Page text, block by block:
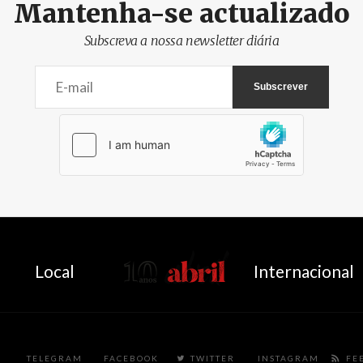
Mantenha-se actualizado
Subscreva a nossa newsletter diária
Local AbrilAbril Internacional
TELEGRAM FACEBOOK TWITTER INSTAGRAM